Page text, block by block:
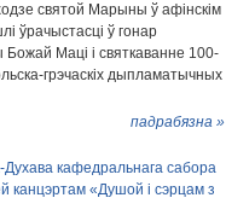
святой Марыны ў афінскім
ўрачыстасці ў гонар
Божай Маці і святкаванне 100-
грэчаскіх дыпламатычных
падрабязна »
Духава кафедральнага сабора
канцэртам «Душой і сэрцам з